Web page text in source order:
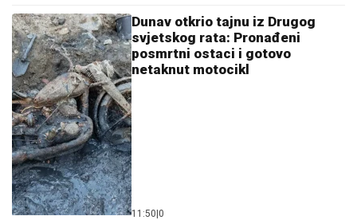
Dunav otkrio tajnu iz Drugog
svjetskog rata: Pronađeni
posmrtni ostaci i gotovo
netaknut motocikl
11:50 0